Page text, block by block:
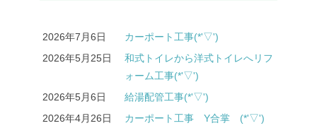
2026年7月6日
カーポート工事(*'▽')
2026年5月25日
和式トイレから洋式トイレへリフ
ォーム工事(*'▽')
2026年5月6日
給湯配管工事(*'▽')
2026年4月26日
カーポート工事 Y合掌 (*'▽')